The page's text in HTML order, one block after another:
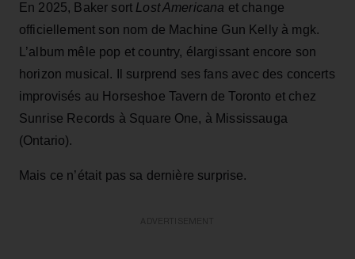
En 2025, Baker sort Lost Americana et change
officiellement son nom de Machine Gun Kelly à mgk.
L’album mêle pop et country, élargissant encore son
horizon musical. Il surprend ses fans avec des concerts
improvisés au Horseshoe Tavern de Toronto et chez
Sunrise Records à Square One, à Mississauga
(Ontario).
Mais ce n’était pas sa dernière surprise.